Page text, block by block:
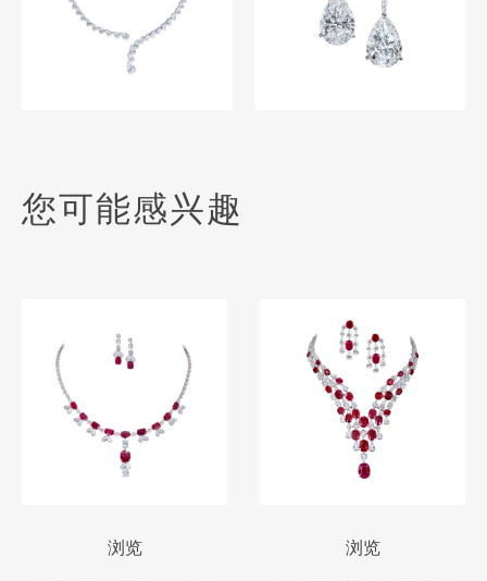
您可能感兴趣
浏览 浏览